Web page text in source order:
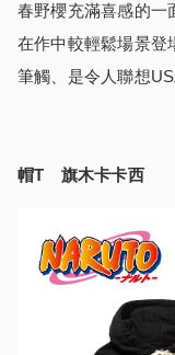
春野櫻充滿喜感的一
在作中較輕鬆場景登
筆觸、是令人聯想
帽T 旗木卡卡西